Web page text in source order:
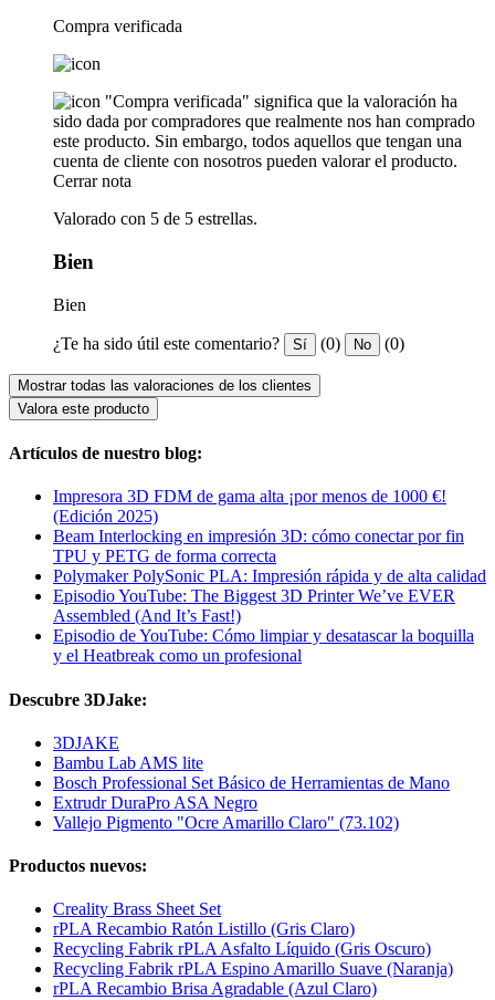
Compra verificada
"Compra verificada" significa que la valoración ha
sido dada por compradores que realmente nos han comprado
este producto. Sin embargo, todos aquellos que tengan una
cuenta de cliente con nosotros pueden valorar el producto.
Cerrar nota
Valorado con 5 de 5 estrellas.
Bien
Bien
¿Te ha sido útil este comentario? Sí (0) No (0)
Mostrar todas las valoraciones de los clientes
Valora este producto
Artículos de nuestro blog:
Impresora 3D FDM de gama alta ¡por menos de 1000 €!
(Edición 2025)
Beam Interlocking en impresión 3D: cómo conectar por fin
TPU y PETG de forma correcta
Polymaker PolySonic PLA: Impresión rápida y de alta calidad
Episodio YouTube: The Biggest 3D Printer We’ve EVER
Assembled (And It’s Fast!)
Episodio de YouTube: Cómo limpiar y desatascar la boquilla
y el Heatbreak como un profesional
Descubre 3DJake:
3DJAKE
Bambu Lab AMS lite
Bosch Professional Set Básico de Herramientas de Mano
Extrudr DuraPro ASA Negro
Vallejo Pigmento "Ocre Amarillo Claro" (73.102)
Productos nuevos:
Creality Brass Sheet Set
rPLA Recambio Ratón Listillo (Gris Claro)
Recycling Fabrik rPLA Asfalto Líquido (Gris Oscuro)
Recycling Fabrik rPLA Espino Amarillo Suave (Naranja)
rPLA Recambio Brisa Agradable (Azul Claro)